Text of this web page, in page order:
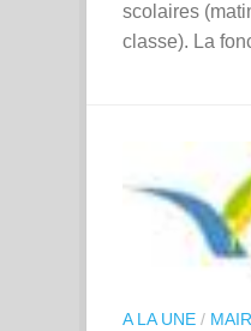
scolaires
classe). La
A LA UNE /